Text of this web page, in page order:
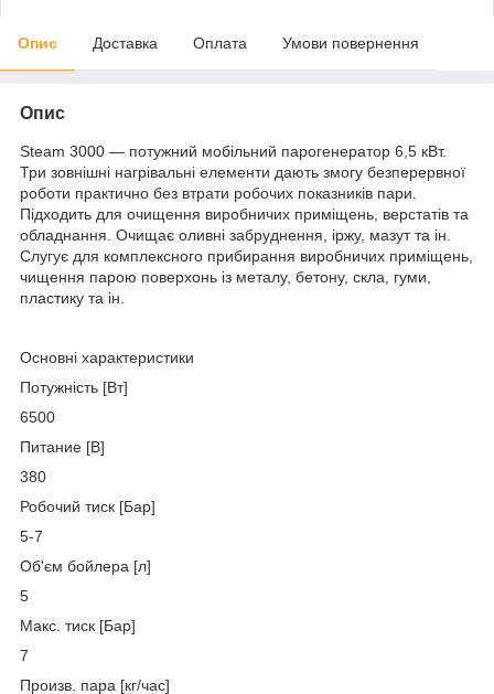
Опис Доставка Оплата Умови повернення
Опис
Steam 3000 — потужний мобільний парогенератор 6,5 кВт.
Три зовнішні нагрівальні елементи дають змогу безперервної
роботи практично без втрати робочих показників пари.
Підходить для очищення виробничих приміщень, верстатів та
обладнання. Очищає оливні забруднення, іржу, мазут та ін.
Слугує для комплексного прибирання виробничих приміщень,
чищення парою поверхонь із металу, бетону, скла, гуми,
пластику та ін.
Основні характеристики
Потужність [Вт]
6500
Питание [В]
380
Робочий тиск [Бар]
5-7
Об'єм бойлера [л]
5
Макс. тиск [Бар]
7
Произв. пара [кг/час]